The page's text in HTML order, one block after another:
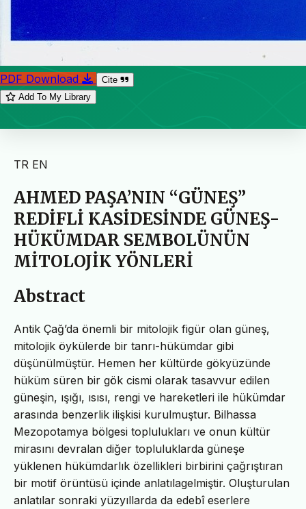
PDF Download
Cite
Add To My Library
TR EN
AHMED PAŞA’NIN “GÜNEŞ”
REDİFLİ KASİDESİNDE GÜNEŞ-
HÜKÜMDAR SEMBOLÜNÜN
MİTOLOJİK YÖNLERİ
Abstract
Antik Çağ’da önemli bir mitolojik figür olan güneş,
mitolojik öykülerde bir tanrı-hükümdar gibi
düşünülmüştür. Hemen her kültürde gökyüzünde
hüküm süren bir gök cismi olarak tasavvur edilen
güneşin, ışığı, ısısı, rengi ve hareketleri ile hükümdar
arasında benzerlik ilişkisi kurulmuştur. Bilhassa
Mezopotamya bölgesi toplulukları ve onun kültür
mirasını devralan diğer topluluklarda güneşe
yüklenen hükümdarlık özellikleri birbirini çağrıştıran
bir motif örüntüsü içinde anlatılagelmiştir. Oluşturulan
anlatılar sonraki yüzyıllarda da edebî eserlere